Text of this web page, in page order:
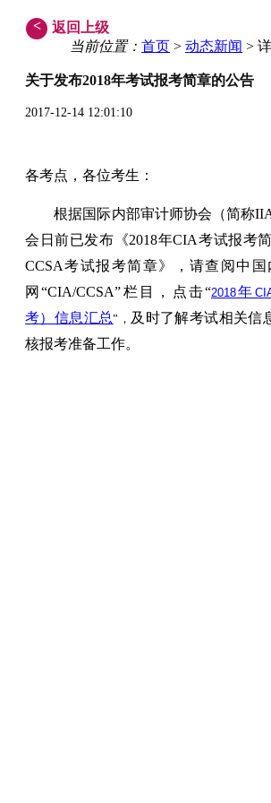
<
返回上级
当前位置： 首页 > 动态新闻 >
关于发布2018年考试报考简章的公告
2017-12-14 12:01:10
各考点，各位考生：
根据国际内部审计师协会（简称
会日前已发布《2018年CIA考试报考
CCSA考试报考简章》，请查阅中
网“CIA/CCSA”栏目，点击“2018年
考）信息汇总”， 及时了解考试相关信
核报考准备工作。